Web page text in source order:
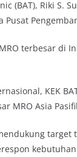
(BAT), Riki S.
terbesar di
KEK
MRO Asia